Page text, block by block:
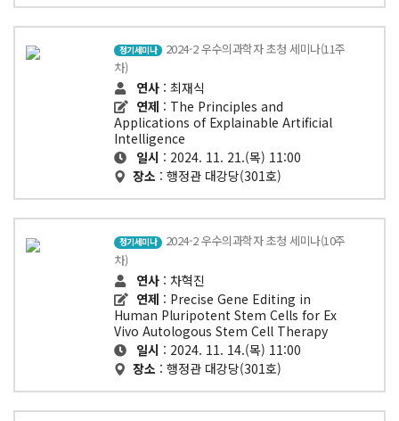
정기세미나
2024-2 우수의과학자 초청 세미나(11주
차)
연사 : 최재식
연제 : The Principles and
Applications of Explainable Artificial
Intelligence
일시 : 2024. 11. 21.(목) 11:00
장소 : 행정관 대강당(301호)
정기세미나
2024-2 우수의과학자 초청 세미나(10주
차)
연사 : 차혁진
연제 : Precise Gene Editing in
Human Pluripotent Stem Cells for Ex
Vivo Autologous Stem Cell Therapy
일시 : 2024. 11. 14.(목) 11:00
장소 : 행정관 대강당(301호)